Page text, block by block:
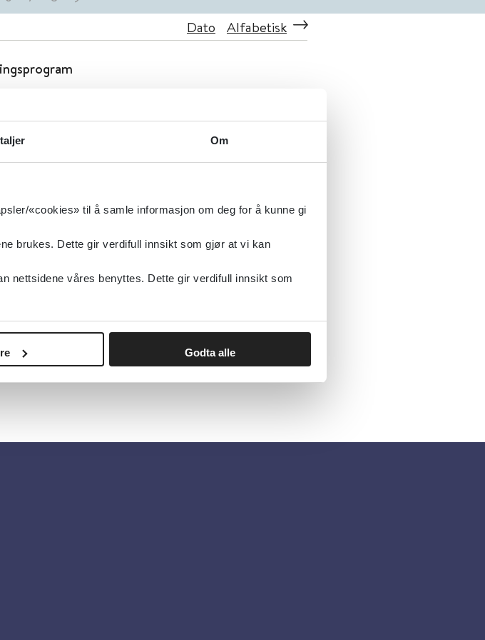
Om
«cookies» til å samle informasjon om deg for å kunne gi
brukes. Dette gir verdifull innsikt som gjør at vi kan
nettsidene våres benyttes. Dette gir verdifull innsikt som
Godta alle
Dato Alfabetisk